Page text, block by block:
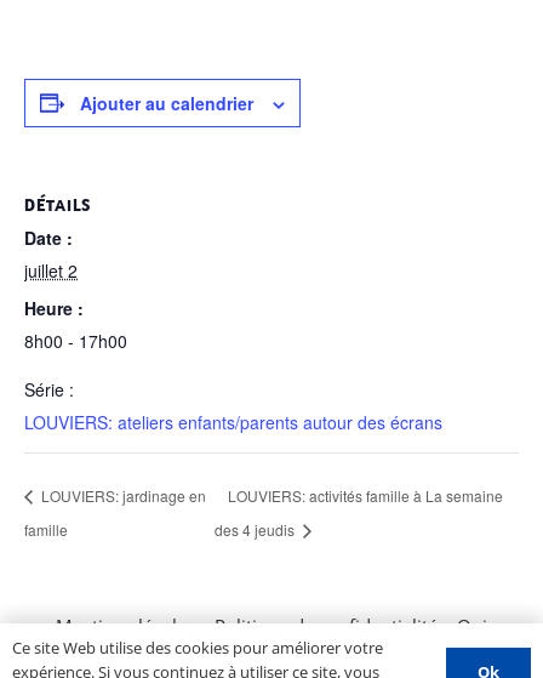
Ajouter au calendrier
DÉTAILS
Date :
juillet 2
Heure :
8h00 - 17h00
Série :
LOUVIERS: ateliers enfants/parents autour des écrans
LOUVIERS: jardinage en
famille
LOUVIERS: activités famille à La semaine
des 4 jeudis
Mentions légales–Politique de confidentialité–Qui
sommes nous ?–Contactez-nous –Espace PROS–
Ce site Web utilise des cookies pour améliorer votre
expérience. Si vous continuez à utiliser ce site, vous
Ok